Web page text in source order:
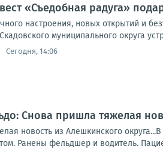
«Съедобная радуга»
настроения, новых открытий и
муниципального округа
Сегодня, 14:06
Снова пришла тяжелая
новость из Алешкинского
Ранены фельдшер и водитель.